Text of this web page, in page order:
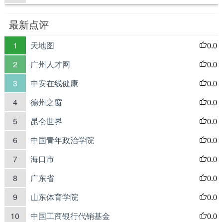
最新点评
1 天地图 0.0
2 广州人才网 0.0
3 中安在线健康 0.0
4 德州之窗 0.0
5 昆仑世界 0.0
6 中国青年政治学院 0.0
7 海口市 0.0
8 广东省 0.0
9 山东体育学院 0.0
10 中国工商银行代销基金 0.0